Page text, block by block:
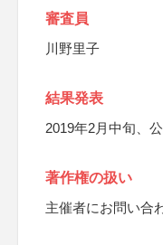
審査員
川野里子
結果発表
2019年2月中旬、
著作権の扱い
主催者にお問い合